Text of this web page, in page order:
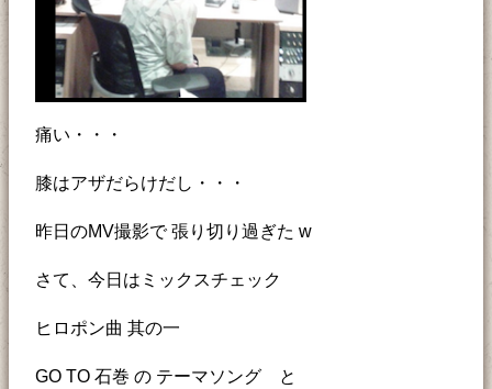
痛い・・・
膝はアザだらけだし・・・
昨日のMV撮影で 張り切り過ぎた w
さて、今日はミックスチェック
ヒロポン曲 其の一
GO TO 石巻 の テーマソング と